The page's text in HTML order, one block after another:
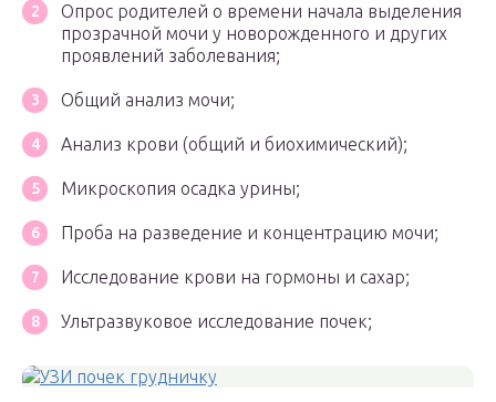
Опрос родителей о времени начала выделения
прозрачной мочи у новорожденного и других
проявлений заболевания;
Общий анализ мочи;
Анализ крови (общий и биохимический);
Микроскопия осадка урины;
Проба на разведение и концентрацию мочи;
Исследование крови на гормоны и сахар;
Ультразвуковое исследование почек;